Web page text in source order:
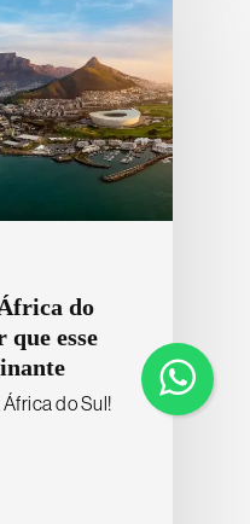
do
que esse
do Sul!